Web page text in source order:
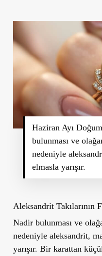
Haziran Ayı
bulunması ve
nedeniyle
elmasla yarışır.
Aleksandrit Takılarının
Nadir bulunması ve
nedeniyle aleksandrit,
yarışır. Bir karattan